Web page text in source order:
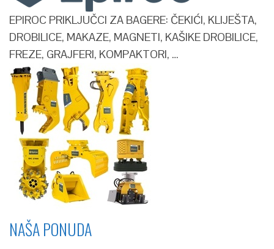
EPIROC PRIKLJUČCI ZA BAGERE: ČEKIĆI, KLIJEŠTA,
DROBILICE, MAKAZE, MAGNETI, KAŠIKE DROBILICE,
FREZE, GRAJFERI, KOMPAKTORI, …
NAŠA PONUDA